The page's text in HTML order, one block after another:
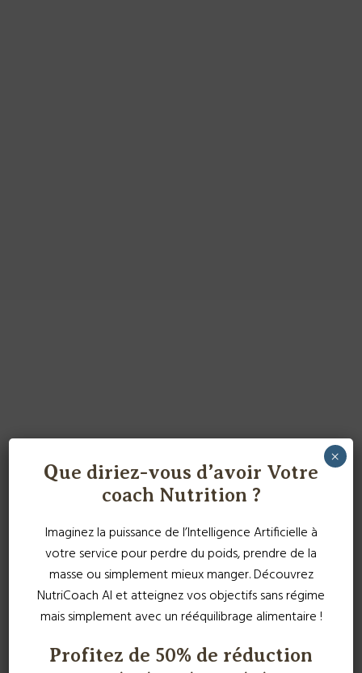
Que diriez-vous d’avoir Votre
coach Nutrition ?
Imaginez la puissance de l’Intelligence Artificielle à
votre service pour perdre du poids, prendre de la
masse ou simplement mieux manger. Découvrez
NutriCoach AI et atteignez vos objectifs sans régime
mais simplement avec un rééquilibrage alimentaire !
Profitez de 50% de réduction
×